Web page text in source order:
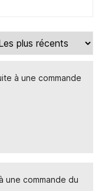
à une commande
une commande du